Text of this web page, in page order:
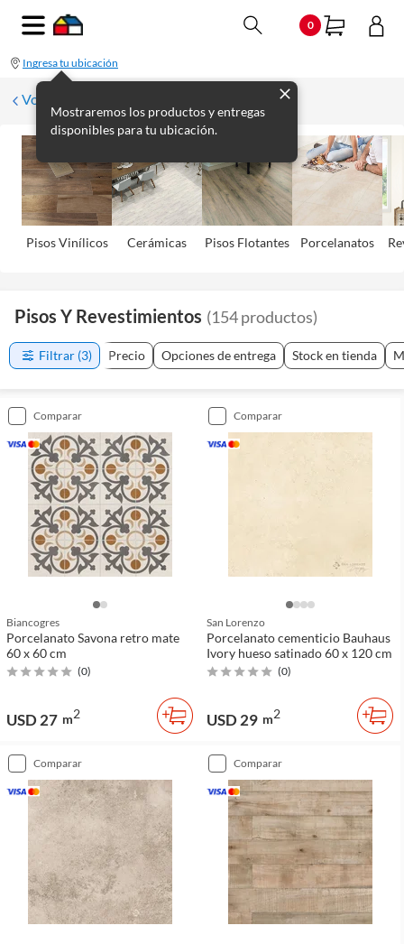
0
Ingresa tu ubicación
Mostraremos los productos y entregas
disponibles para tu ubicación.
Volver
Pisos Viní­licos Cerámicas Pisos Flotantes Porcelanatos
Pisos Y Revestimientos (154productos)
Filtrar (3) Precio Opciones de entrega Stock en tienda
comparar
Biancogres
Porcelanato Savona retro mate
60 x 60 cm
(0)
USD 27 m2
comparar
San Lorenzo
Porcelanato cementicio Bauhaus
Ivory hueso satinado 60 x 120 cm
(0)
USD 29 m2
comparar comparar